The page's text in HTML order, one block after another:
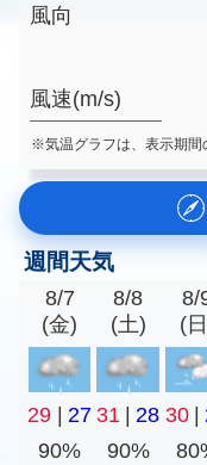
風向
風速(m/s)
※気温グラフは、表示期間
週間天気
8/7
(金)
8/8
(土)
8/
(
29 27 31 28 30
90%
90%